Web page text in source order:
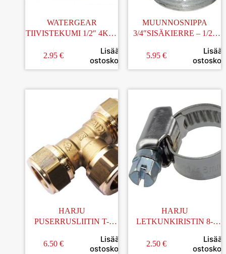
WATERGEAR
TIIVISTEKUMI 1/2″ 4KPL
2.95 €
Lisää
ostoskoriin
MUUNNOSNIPPA
3/4″SISÄKIERRE – 1/2″
5.95 €
Lisää
HARJU
PUSERRUSLIITIN T-
6.50 €
Lisää
ostoskoriin
HARJU
LETKUNKIRISTIN 8-
2.50 €
Lisää